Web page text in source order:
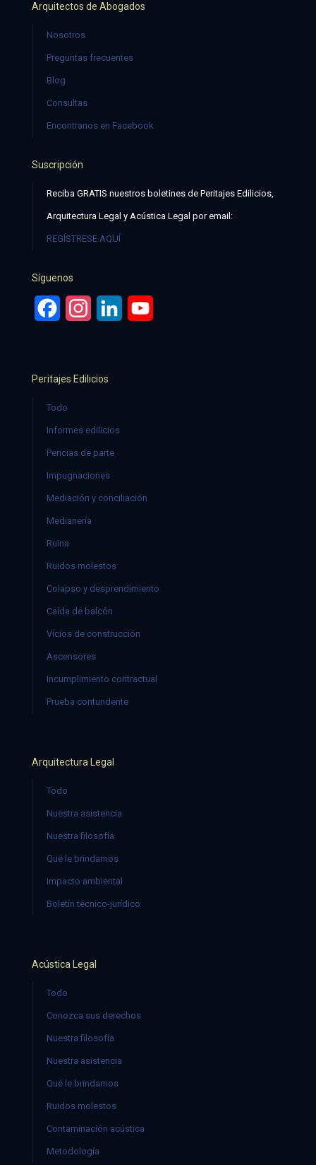
Arquitectos de Abogados
Nosotros
Preguntas frecuentes
Blog
Consultas
Encontranos en Facebook
Suscripción
Reciba GRATIS nuestros boletines de Peritajes Edilicios,
Arquitectura Legal y Acústica Legal por email:
REGÍSTRESE AQUÍ
Síguenos
FacebookInstagramLinkedIn
Peritajes Edilicios
Todo
Informes edilicios
Pericias de parte
Impugnaciones
Mediación y conciliación
Medianería
Ruina
Ruidos molestos
Colapso y desprendimiento
Caída de balcón
Vicios de construcción
Ascensores
Incumplimiento contractual
Prueba contundente
Arquitectura Legal
Todo
Nuestra asistencia
Nuestra filosofía
Qué le brindamos
Impacto ambiental
Boletín técnico-jurídico
Acústica Legal
Todo
Conozca sus derechos
Nuestra filosofía
Nuestra asistencia
Qué le brindamos
Ruidos molestos
Contaminación acústica
Metodología